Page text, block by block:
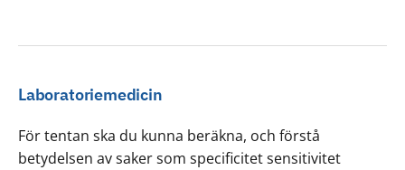
Laboratoriemedicin
För tentan ska du kunna beräkna, och förstå
betydelsen av saker som specificitet sensitivitet